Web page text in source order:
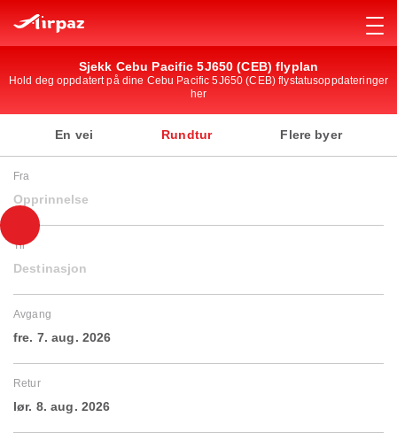
Sjekk Cebu Pacific 5J650 (CEB) flyplan
Hold deg oppdatert på dine Cebu Pacific 5J650 (CEB) flystatusoppdateringer
her
En vei Rundtur Flere byer
Fra
Opprinnelse
Til
Destinasjon
Avgang
fre. 7. aug. 2026
Retur
lør. 8. aug. 2026